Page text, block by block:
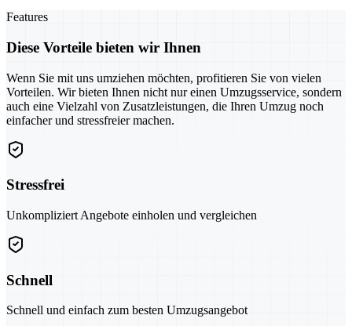
Features
Diese Vorteile bieten wir Ihnen
Wenn Sie mit uns umziehen möchten, profitieren Sie von vielen
Vorteilen. Wir bieten Ihnen nicht nur einen Umzugsservice, sondern
auch eine Vielzahl von Zusatzleistungen, die Ihren Umzug noch
einfacher und stressfreier machen.
Stressfrei
Unkompliziert Angebote einholen und vergleichen
Schnell
Schnell und einfach zum besten Umzugsangebot